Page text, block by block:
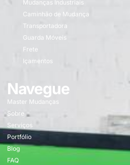
Mudanças Industriais
Caminhão de Mudança
Transportadora
Guarda Móveis
Frete
Içamentos
Navegue
Master Mudanças
Sobre
Serviços
Portfólio
Blog
FAQ